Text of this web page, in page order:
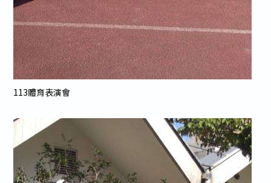
113體育表演會